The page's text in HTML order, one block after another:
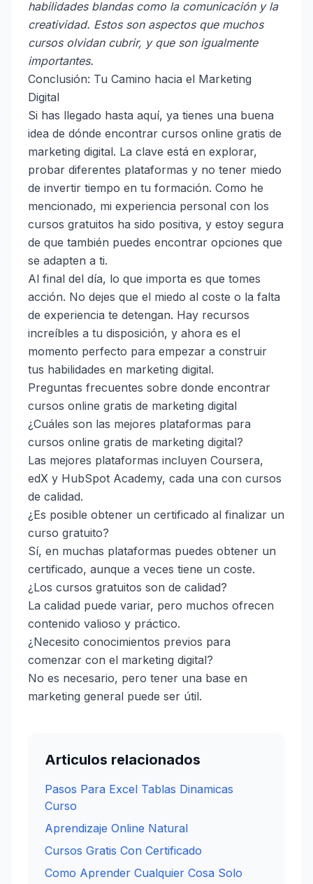
habilidades blandas como la comunicación y la
creatividad. Estos son aspectos que muchos
cursos olvidan cubrir, y que son igualmente
importantes.
Conclusión: Tu Camino hacia el Marketing
Digital
Si has llegado hasta aquí, ya tienes una buena
idea de dónde encontrar cursos online gratis de
marketing digital. La clave está en explorar,
probar diferentes plataformas y no tener miedo
de invertir tiempo en tu formación. Como he
mencionado, mi experiencia personal con los
cursos gratuitos ha sido positiva, y estoy segura
de que también puedes encontrar opciones que
se adapten a ti.
Al final del día, lo que importa es que tomes
acción. No dejes que el miedo al coste o la falta
de experiencia te detengan. Hay recursos
increíbles a tu disposición, y ahora es el
momento perfecto para empezar a construir
tus habilidades en marketing digital.
Preguntas frecuentes sobre donde encontrar
cursos online gratis de marketing digital
¿Cuáles son las mejores plataformas para
cursos online gratis de marketing digital?
Las mejores plataformas incluyen Coursera,
edX y HubSpot Academy, cada una con cursos
de calidad.
¿Es posible obtener un certificado al finalizar un
curso gratuito?
Sí, en muchas plataformas puedes obtener un
certificado, aunque a veces tiene un coste.
¿Los cursos gratuitos son de calidad?
La calidad puede variar, pero muchos ofrecen
contenido valioso y práctico.
¿Necesito conocimientos previos para
comenzar con el marketing digital?
No es necesario, pero tener una base en
marketing general puede ser útil.
Articulos relacionados
Pasos Para Excel Tablas Dinamicas
Curso
Aprendizaje Online Natural
Cursos Gratis Con Certificado
Como Aprender Cualquier Cosa Solo